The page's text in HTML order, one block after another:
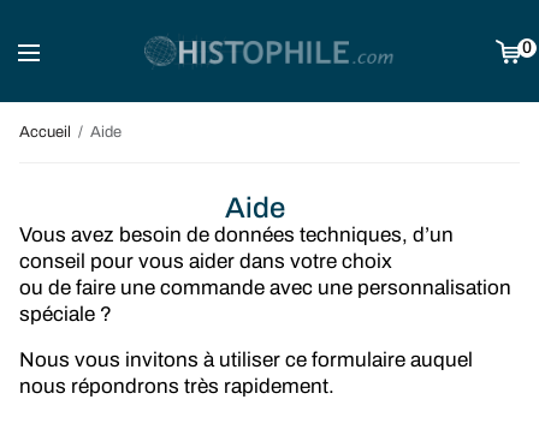
0
Accueil Aide
Aide
Vous avez besoin de données techniques, d’un
conseil pour vous aider dans votre choix
ou de faire une commande avec une personnalisation
spéciale ?
Nous vous invitons à utiliser ce formulaire auquel
nous répondrons très rapidement.